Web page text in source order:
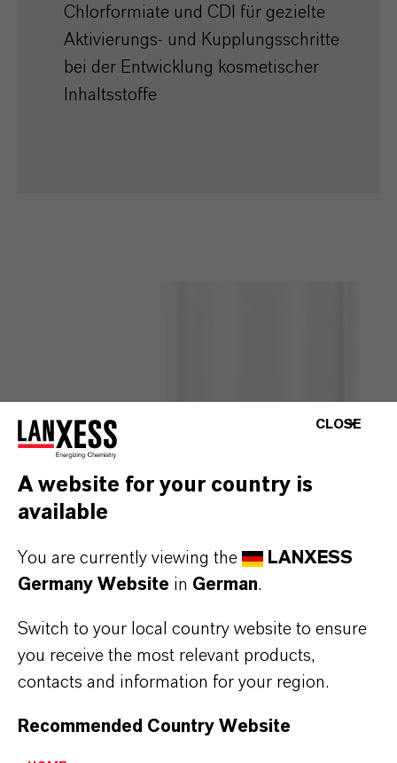
Chlorformiate und CDI für gezielte
Aktivierungs- und Kupplungsschritte
bei der Entwicklung kosmetischer
Inhaltsstoffe
Spezialchemikalien von
Saltigo: Top-Qualität und
höchste Liefertreue
CLOSE
A website for your country is
available
You are currently viewing the
LANXESS
Germany Website in German.
Switch to your local country website to ensure
you receive the most relevant products,
contacts and information for your region.
Recommended Country Website